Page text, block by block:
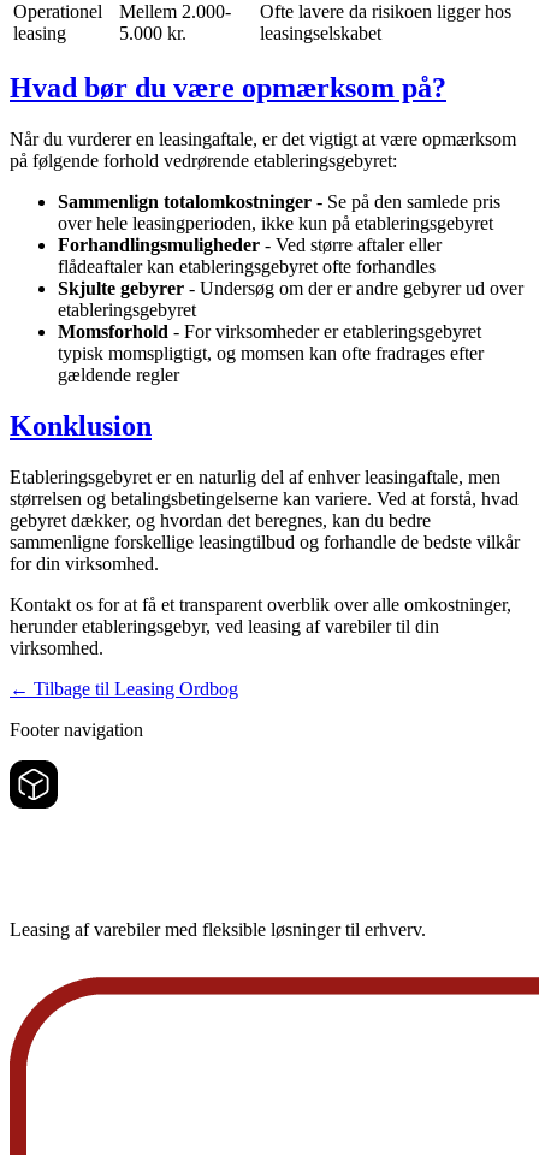
Operationel
leasing
Mellem 2.000-
5.000 kr.
Ofte lavere da risikoen ligger hos
leasingselskabet
Hvad bør du være opmærksom på?
Når du vurderer en leasingaftale, er det vigtigt at være opmærksom
på følgende forhold vedrørende etableringsgebyret:
Sammenlign totalomkostninger - Se på den samlede pris
over hele leasingperioden, ikke kun på etableringsgebyret
Forhandlingsmuligheder - Ved større aftaler eller
flådeaftaler kan etableringsgebyret ofte forhandles
Skjulte gebyrer - Undersøg om der er andre gebyrer ud over
etableringsgebyret
Momsforhold - For virksomheder er etableringsgebyret
typisk momspligtigt, og momsen kan ofte fradrages efter
gældende regler
Konklusion
Etableringsgebyret er en naturlig del af enhver leasingaftale, men
størrelsen og betalingsbetingelserne kan variere. Ved at forstå, hvad
gebyret dækker, og hvordan det beregnes, kan du bedre
sammenligne forskellige leasingtilbud og forhandle de bedste vilkår
for din virksomhed.
Kontakt os for at få et transparent overblik over alle omkostninger,
herunder etableringsgebyr, ved leasing af varebiler til din
virksomhed.
← Tilbage til Leasing Ordbog
Footer navigation
Leasing af varebiler med fleksible løsninger til erhverv.